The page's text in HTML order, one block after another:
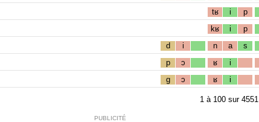
tʁ i p
kʁ i p
d i n a s
p ɔ ʁ i
g ɔ ʁ i
1 à 100 sur 4551
PUBLICITÉ